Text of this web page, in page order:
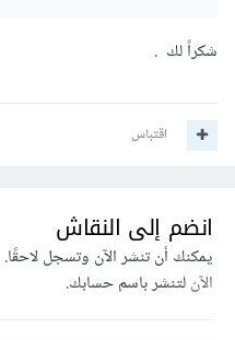
شكراً لك .
اقتباس
انضم إلى النقاش
يمكنك أن تنشر الآن وتسجل
الآنلتنشر باسم حسابك.